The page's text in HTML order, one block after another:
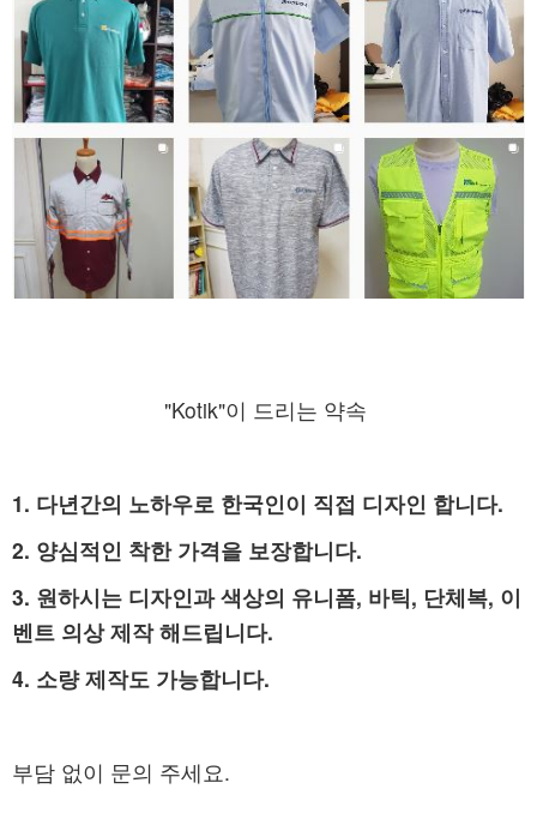
"Kotik"이 드리는 약속
1. 다년간의 노하우로 한국인이 직접 디자인 합니다.
2. 양심적인 착한 가격을 보장합니다.
3. 원하시는 디자인과 색상의 유니폼, 바틱, 단체복, 이
벤트 의상 제작 해드립니다.
4. 소량 제작도 가능합니다.
부담 없이 문의 주세요.